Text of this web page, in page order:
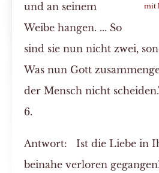
mit
und an seinem
Weibe hangen. ... So
sind sie nun nicht zwei,
Was nun Gott
der Mensch nicht
6.
Antwort: Ist die Liebe in
beinahe verloren